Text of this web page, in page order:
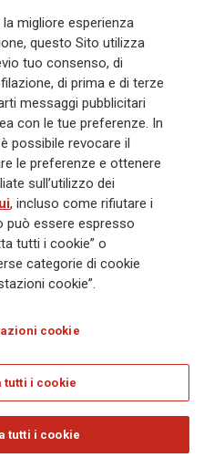
flussi di cassa netti
14superiori a € 8,5
e a distribuire agli azionisti
compreso tra € 5,2
2024, con ratchet policy
.
DI CAPITALE
LONG TERM
5.524.562, in attuazione del
termine “Long Term
dopo aver accertato il
alla base dello stesso.
dal Consiglio è
migliore esperienza
questo Sito utilizza
tuo consenso, di
di prima e di terze
messaggi pubblicitari
con le tue preferenze. In
possibile revocare il
le preferenze e ottenere
sull’utilizzo dei
, incluso come rifiutare i
può essere espresso
tutti i cookie” o
categorie di cookie
cookie”.
cookie
tutti i cookie
tutti i cookie